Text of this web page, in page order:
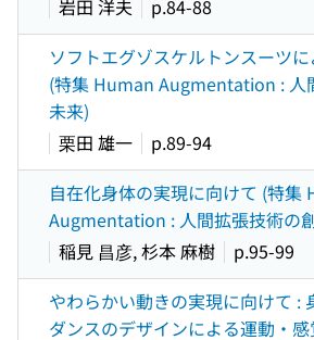
岩田 洋夫
p.84-88
ソフトエグゾスケルトンスーツ
(特集 Human Augmentation : 人
未来)
栗田 雄一
p.89-94
自在化身体の実現に向けて (特集
Augmentation : 人間拡張技術の
稲見 昌彦, 杉本 麻樹
p.95-99
やわらかい動きの実現に向けて :
ダンスのデザインによる運動・